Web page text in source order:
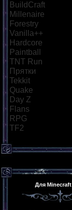
BuildCraft
Millenaire
Forestry
Vanilla++
Hardcore
Paintball
TNT Run
Прятки
Tekkit
Quake
Day Z
Flans
RPG
TF2
Для Minecraft